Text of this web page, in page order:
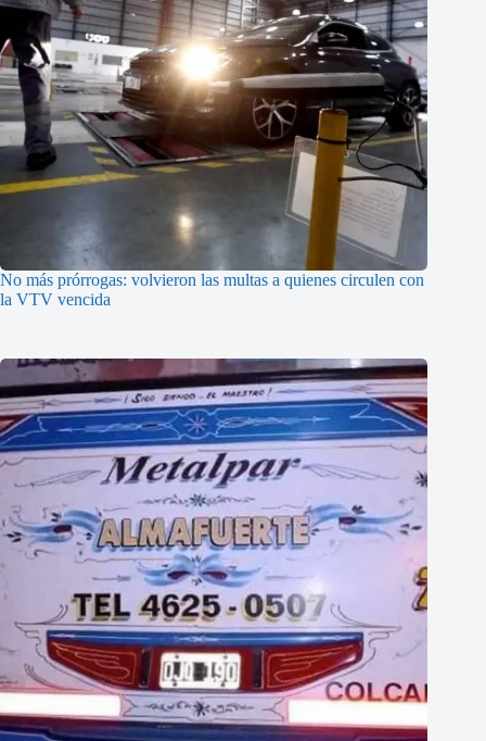
No más prórrogas: volvieron las multas a quienes circulen con
la VTV vencida